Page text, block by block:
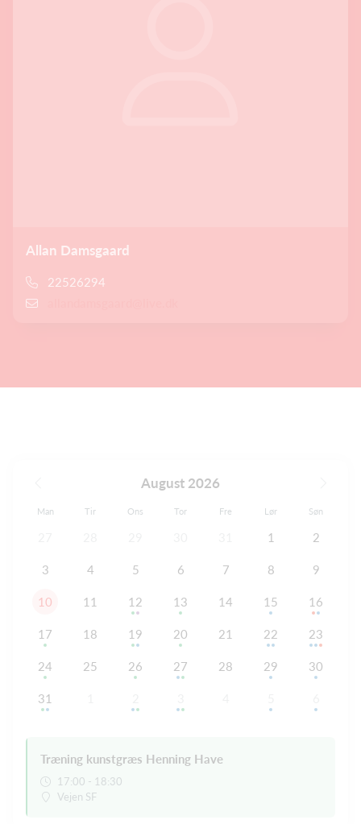
Allan Damsgaard
22526294
August 2026
Man Tir Ons Tor Fre Lør Søn
1 2
3 4 5 6 7 8 9
10 11 12 13 14 15 16
17 18 19 20 21 22 23
24 25 26 27 28 29 30
31
Træning kunstgræs Henning Have
17:00 - 18:30
Vejen SF